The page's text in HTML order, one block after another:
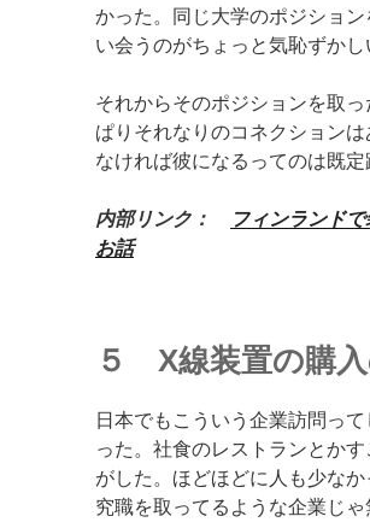
かった。同じ大学のポジショ
い会うのがちょっと気恥ずか
それからそのポジションを取
ぱりそれなりのコネクション
なければ彼になるってのは既
内部リンク：
フィンランド
お話
５ X線装置の購
日本でもこういう企業訪問っ
った。社食のレストランとか
がした。ほどほどに人も少な
究職を取ってるような企業じ